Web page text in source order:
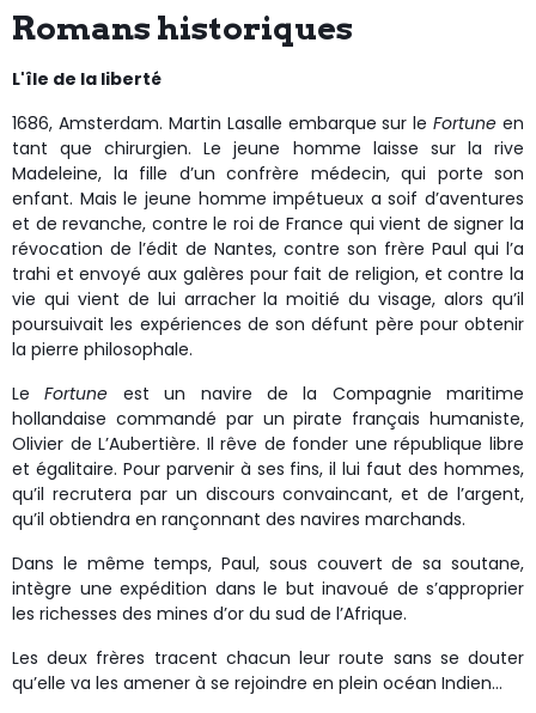
Romans historiques
L'île de la liberté
1686, Amsterdam. Martin Lasalle embarque sur leFortune en
tant que chirurgien. Le jeune homme laisse sur la rive
Madeleine, la fille d’un confrère médecin, qui porte son
enfant. Mais le jeune homme impétueux a soif d’aventures
et de revanche, contre le roi de France qui vient de signer la
révocation de l’édit de Nantes, contre son frère Paul qui l’a
trahi et envoyé aux galères pour fait de religion, et contre la
vie qui vient de lui arracher la moitié du visage, alors qu’il
poursuivait les expériences de son défunt père pour obtenir
la pierre philosophale.
LeFortune est un navire de la Compagnie maritime
hollandaise commandé par un pirate français humaniste,
Olivier de L’Aubertière. Il rêve de fonder une république libre
et égalitaire. Pour parvenir à ses fins, il lui faut des hommes,
qu’il recrutera par un discours convaincant, et de l’argent,
qu’il obtiendra en rançonnant des navires marchands.
Dans le même temps, Paul, sous couvert de sa soutane,
intègre une expédition dans le but inavoué de s’approprier
les richesses des mines d’or du sud de l’Afrique.
Les deux frères tracent chacun leur route sans se douter
qu’elle va les amener à se rejoindre en plein océan Indien…